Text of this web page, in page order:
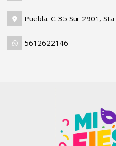
Puebla: C. 35 Sur 2901,
5612622146